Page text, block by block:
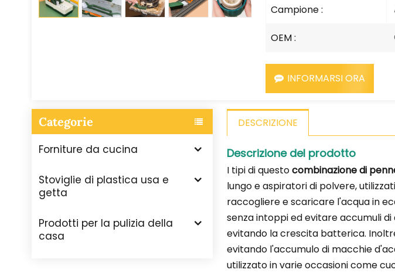
Campione :
OEM :
INFORMARSI ORA
Categorie
Forniture da cucina
Stoviglie di plastica usa e
getta
Prodotti per la pulizia della
casa
DESCRIZIONE
Descrizione del prodotto
I tipi di questocombinazione di
lungo e aspiratori di polvere,
raccogliere e scaricare l'acqua in
senza intoppi ed evitare accumuli
evitando la crescita batterica.
evitando l'accumulo di macchie
utilizzato in varie occasioni come